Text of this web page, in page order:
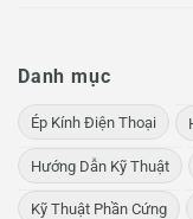
Danh mục
Ép Kính Điện Thoại
Hướng Dẫn Kỹ Thuật
Kỹ Thuật Phần Cứng